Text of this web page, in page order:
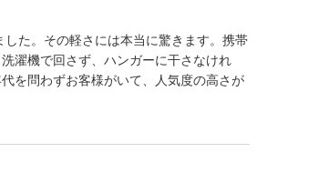
た。その軽さには本当に驚きます。携帯
濯機で回さず、ハンガーに干さなけれ
を問わずお客様がいて、人気度の高さが